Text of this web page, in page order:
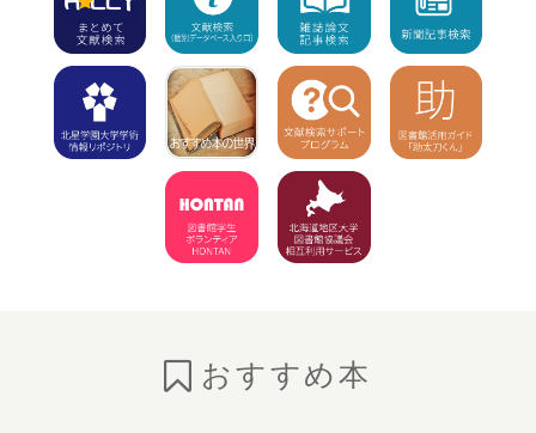
インスタグラムのお知らせ
NEW!
2026年7月23日 注意
学外利用者（高校生含む）の入館不可
【7/8～8/1】8/2（休館）、8/3から利用
お知らせ
お知らせおすすめ本